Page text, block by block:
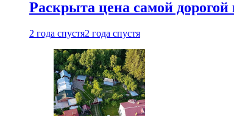
Раскрыта цена самой
2 года спустя2 года спустя